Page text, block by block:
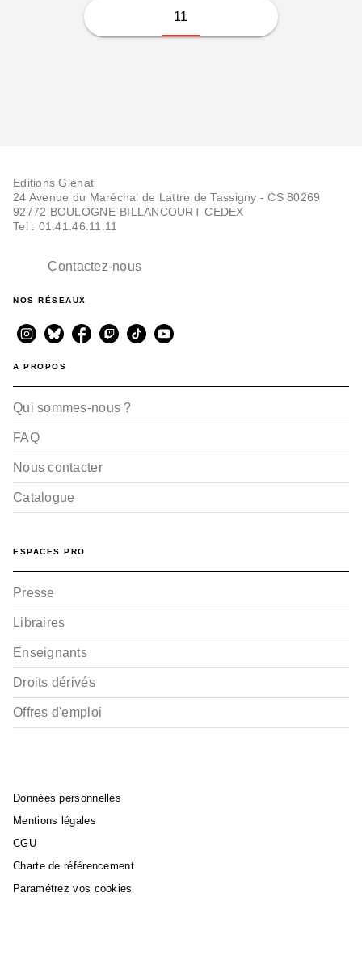
11
Editions Glénat
24 Avenue du Maréchal de Lattre de Tassigny - CS 80269
92772 BOULOGNE-BILLANCOURT CEDEX
Tel : 01.41.46.11.11
Contactez-nous
NOS RÉSEAUX
A PROPOS
Qui sommes-nous ?
FAQ
Nous contacter
Catalogue
ESPACES PRO
Presse
Libraires
Enseignants
Droits dérivés
Offres d'emploi
Données personnelles
Mentions légales
CGU
Charte de référencement
Paramétrez vos cookies